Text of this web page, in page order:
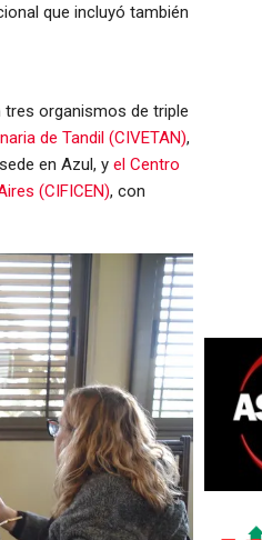
que incluyó también
tres organismos de triple
de Tandil (CIVETAN),
en Azul, y el Centro
(CIFICEN), con